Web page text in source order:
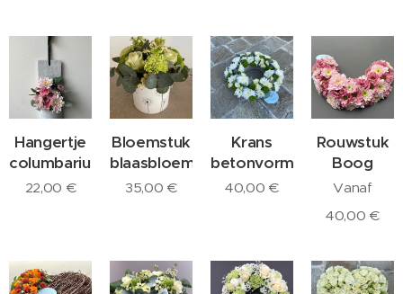
Hangertje
columbarium
22,00 €
Bloemstuk
blaasbloem
35,00 €
Krans
betonvorm
40,00 €
Rouwstuk
Boog
Vanaf
40,00 €